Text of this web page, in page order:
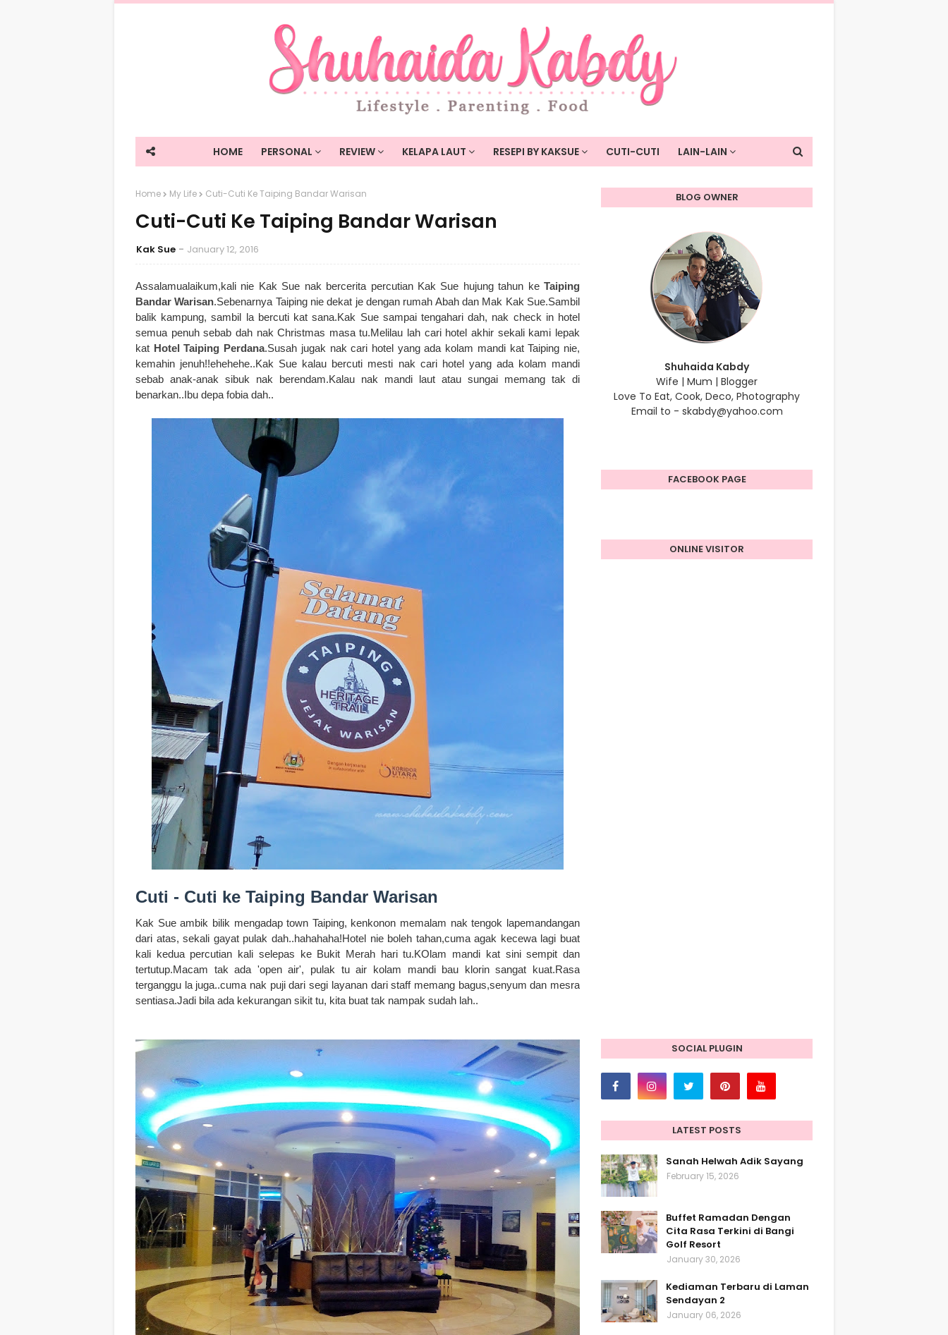
HOME PERSONAL REVIEW KELAPA LAUT RESEPI BY KAKSUE CUTI-CUTI LAIN-LAIN
Home My Life Cuti-Cuti Ke Taiping Bandar Warisan
Cuti-Cuti Ke Taiping Bandar Warisan
Kak Sue January 12, 2016
Assalamualaikum,kali nie Kak Sue nak bercerita percutian Kak Sue hujung tahun ke Taiping
Bandar Warisan.Sebenarnya Taiping nie dekat je dengan rumah Abah dan Mak Kak Sue.Sambil
balik kampung, sambil la bercuti kat sana.Kak Sue sampai tengahari dah, nak check in hotel
semua penuh sebab dah nak Christmas masa tu.Melilau lah cari hotel akhir sekali kami lepak
kat Hotel Taiping Perdana.Susah jugak nak cari hotel yang ada kolam mandi kat Taiping nie,
kemahin jenuh!!ehehehe..Kak Sue kalau bercuti mesti nak cari hotel yang ada kolam mandi
sebab anak-anak sibuk nak berendam.Kalau nak mandi laut atau sungai memang tak di
benarkan..Ibu depa fobia dah..
Cuti - Cuti ke Taiping Bandar Warisan
Kak Sue ambik bilik mengadap town Taiping, kenkonon memalam nak tengok lapemandangan
dari atas, sekali gayat pulak dah..hahahaha!Hotel nie boleh tahan,cuma agak kecewa lagi buat
kali kedua percutian kali selepas ke Bukit Merah hari tu.KOlam mandi kat sini sempit dan
tertutup.Macam tak ada 'open air', pulak tu air kolam mandi bau klorin sangat kuat.Rasa
terganggu la juga..cuma nak puji dari segi layanan dari staff memang bagus,senyum dan mesra
sentiasa.Jadi bila ada kekurangan sikit tu, kita buat tak nampak sudah lah..
BLOG OWNER
Shuhaida Kabdy
Wife | Mum | Blogger
Love To Eat, Cook, Deco, Photography
Email to - skabdy@yahoo.com
FACEBOOK PAGE
ONLINE VISITOR
SOCIAL PLUGIN
LATEST POSTS
Sanah Helwah Adik Sayang
February 15, 2026
Buffet Ramadan Dengan
Cita Rasa Terkini di Bangi
Golf Resort
January 30, 2026
Kediaman Terbaru di Laman
Sendayan 2
January 06, 2026